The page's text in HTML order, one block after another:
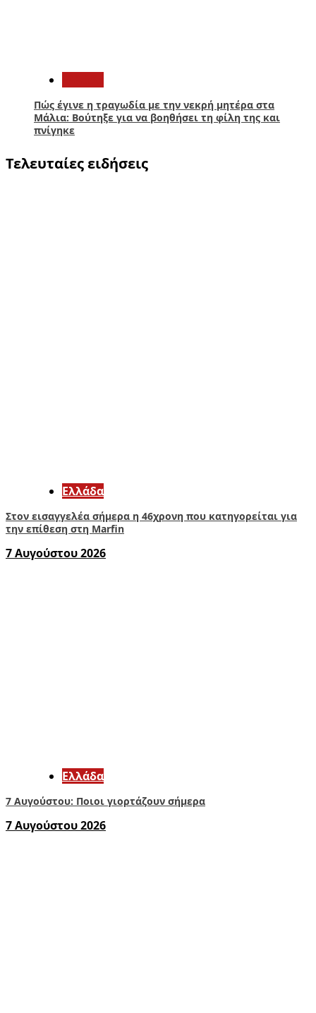
Πώς έγινε η τραγωδία με την νεκρή μητέρα στα
Μάλια: Βούτηξε για να βοηθήσει τη φίλη της και
πνίγηκε
Τελευταίες ειδήσεις
Ελλάδα
Στον εισαγγελέα σήμερα η 46χρονη που κατηγορείται για
την επίθεση στη Marfin
7 Αυγούστου 2026
Ελλάδα
7 Αυγούστου: Ποιοι γιορτάζουν σήμερα
7 Αυγούστου 2026